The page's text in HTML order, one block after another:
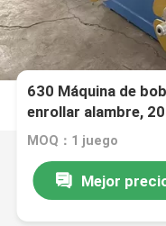
630 Máquina de
enrollar alambre,
de enrollar alambre
MOQ：1 juego
Mejor